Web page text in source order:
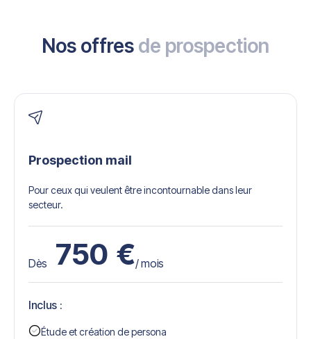
Nos offres de prospection
Prospection mail
Pour ceux qui veulent être incontournable dans leur
secteur.
Dès 750 €/ mois
Inclus :
Étude et création de persona